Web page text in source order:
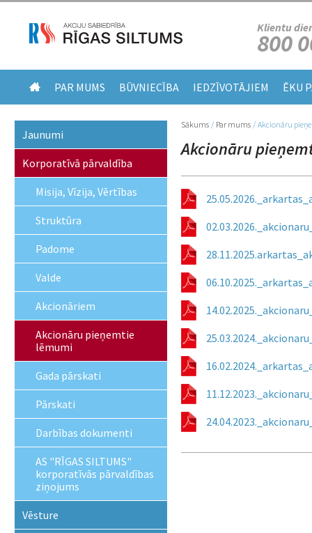
Klientu
800
PAR MUMS BŪVNIECĪBA IEDZĪVOTĀJIEM ĒKU
Jūs atrodaties šeit
Sākums / Par mums / Akcionāru
Akcionāru
Jaunumi
Korporatīvā pārvaldība
Misija, Vīzija, Vērtības
Struktūra
Padome
Valde
Akcionāriem
Akcionāru pieņemtie
lēmumi
Gada pārskati
Pārskati
Darbības dokumenti
AS "RĪGAS SILTUMS"
korporatīvās pārvaldības
ziņojums
Vēsture